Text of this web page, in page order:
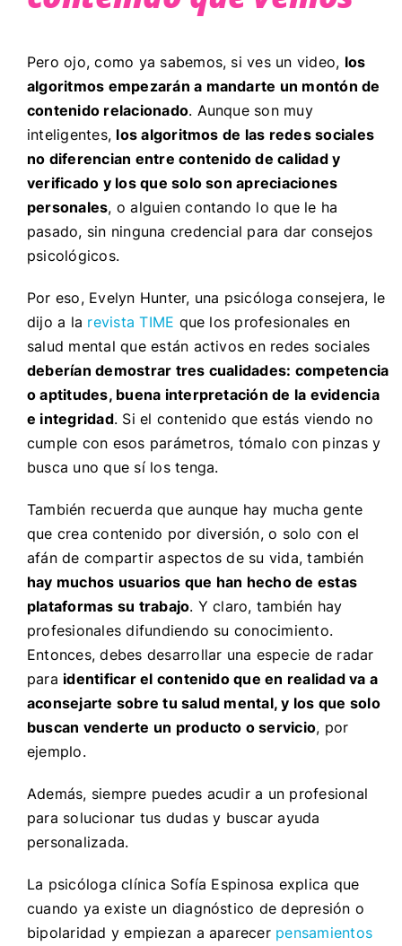
Pero ojo, como ya sabemos, si ves un video, los
algoritmos empezarán a mandarte un montón de
contenido relacionado. Aunque son muy
inteligentes, los algoritmos de las redes sociales
no diferencian entre contenido de calidad y
verificado y los que solo son apreciaciones
personales, o alguien contando lo que le ha
pasado, sin ninguna credencial para dar consejos
psicológicos.
Por eso, Evelyn Hunter, una psicóloga consejera, le
dijo a la revista TIME que los profesionales en
salud mental que están activos en redes sociales
deberían demostrar tres cualidades: competencia
o aptitudes, buena interpretación de la evidencia
e integridad. Si el contenido que estás viendo no
cumple con esos parámetros, tómalo con pinzas y
busca uno que sí los tenga.
También recuerda que aunque hay mucha gente
que crea contenido por diversión, o solo con el
afán de compartir aspectos de su vida, también
hay muchos usuarios que han hecho de estas
plataformas su trabajo. Y claro, también hay
profesionales difundiendo su conocimiento.
Entonces, debes desarrollar una especie de radar
para identificar el contenido que en realidad va a
aconsejarte sobre tu salud mental, y los que solo
buscan venderte un producto o servicio, por
ejemplo.
Además, siempre puedes acudir a un profesional
para solucionar tus dudas y buscar ayuda
personalizada.
La psicóloga clínica Sofía Espinosa explica que
cuando ya existe un diagnóstico de depresión o
bipolaridad y empiezan a aparecer pensamientos